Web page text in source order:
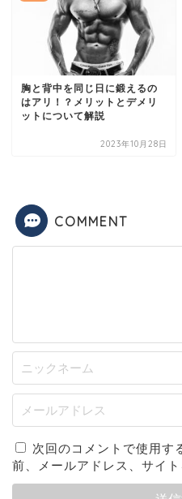
胸と背中を同じ日に鍛えるの
はアリ！？メリットとデメリ
ットについて解説
2023年10月28日
COMMENT
次回のコメントで使用す
前、メールアドレス、サイト